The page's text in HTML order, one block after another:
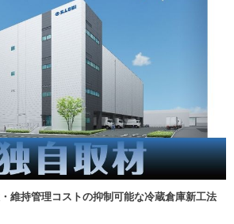
維持管理コストの抑制可能な冷蔵倉庫新工法